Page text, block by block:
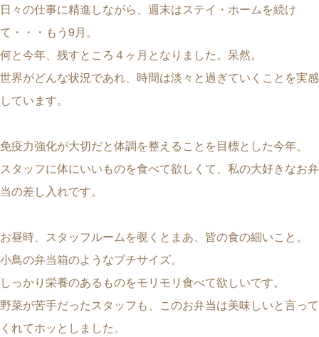
日々の仕事に精進しながら、週末はステイ・ホームを続け
て・・・もう9月。
何と今年、残すところ４ヶ月となりました。呆然。
世界がどんな状況であれ、時間は淡々と過ぎていくことを実感
しています。
免疫力強化が大切だと体調を整えることを目標とした今年、
スタッフに体にいいものを食べて欲しくて、私の大好きなお弁
当の差し入れです。
お昼時、スタッフルームを覗くとまあ、皆の食の細いこと。
小鳥の弁当箱のようなプチサイズ。
しっかり栄養のあるものをモリモリ食べて欲しいです。
野菜が苦手だったスタッフも、このお弁当は美味しいと言って
くれてホッとしました。